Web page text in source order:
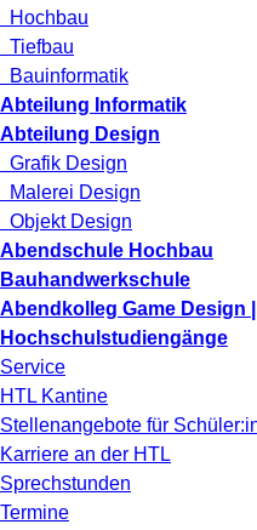
Hochbau
Tiefbau
Bauinformatik
Abteilung Informatik
Abteilung Design
Grafik Design
Malerei Design
Objekt Design
Abendschule Hochbau
Bauhandwerkschule
Abendkolleg Game Design
Hochschulstudiengänge
Service
HTL Kantine
Stellenangebote für
Karriere an der HTL
Sprechstunden
Termine